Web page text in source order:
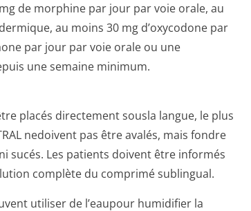
de morphine par jour par voie orale, au
au moins 30 mg d’oxycodone par
par jour par voie orale ou une
une semaine minimum.
placés directement sousla langue, le plus
nedoivent pas être avalés, mais fondre
sucés. Les patients doivent être informés
complète du comprimé sublingual.
utiliser de l’eaupour humidifier la